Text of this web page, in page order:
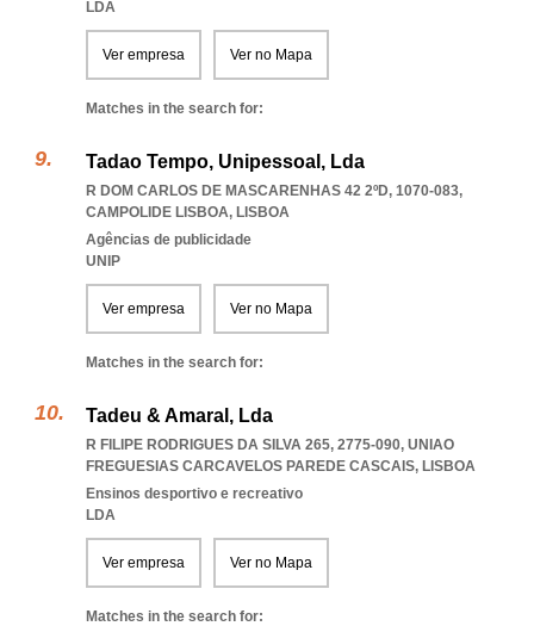
LDA
Ver empresa Ver no Mapa
Matches in the search for:
Tadao Tempo, Unipessoal, Lda
R DOM CARLOS DE MASCARENHAS 42 2ºD, 1070-083,
CAMPOLIDE LISBOA, LISBOA
Agências de publicidade
UNIP
Ver empresa Ver no Mapa
Matches in the search for:
Tadeu & Amaral, Lda
R FILIPE RODRIGUES DA SILVA 265, 2775-090, UNIAO
FREGUESIAS CARCAVELOS PAREDE CASCAIS, LISBOA
Ensinos desportivo e recreativo
LDA
Ver empresa Ver no Mapa
Matches in the search for: